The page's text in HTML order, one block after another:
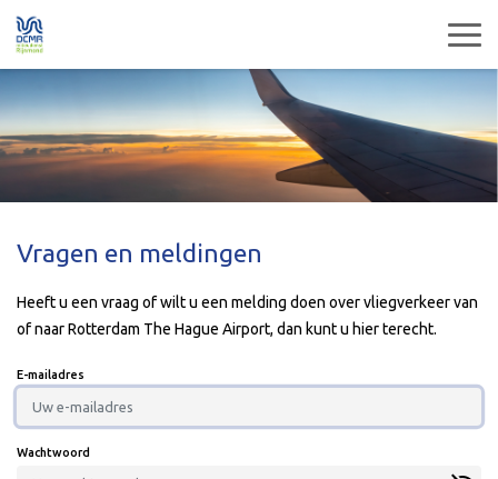
Vragen en meldingen
Heeft u een vraag of wilt u een melding doen over vliegverkeer van
of naar Rotterdam The Hague Airport, dan kunt u hier terecht.
E-mailadres
Wachtwoord